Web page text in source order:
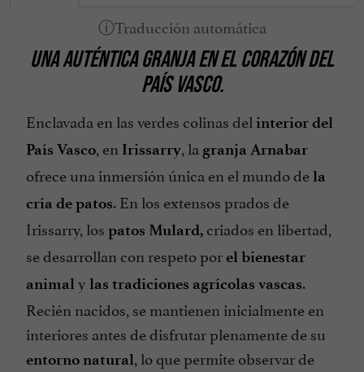
Se habla Euskera
Tarjetas de Crédito admitidas
UNA AUTÉNTICA GRANJA EN EL CORAZÓN DEL
PAÍS VASCO.
Enclavada en las verdes colinas del interior del
País Vasco, en Irissarry, la granja Arnabar
ofrece una inmersión única en el mundo dela
cría de patos. En los extensos prados de
Irissarry, los patos Mulard, criados en libertad,
se desarrollan con respeto porel bienestar
animal y las tradiciones agrícolas vascas.
Recién nacidos, se mantienen inicialmente en
interiores antes de disfrutar plenamente de su
entorno natural, lo que permite observar de